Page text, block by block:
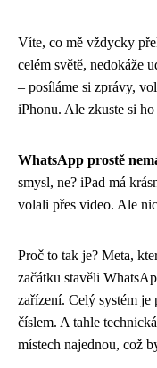
Víte, co mě vždycky
celém světě, nedokáže
– posíláme si zprávy,
iPhonu. Ale zkuste si
WhatsApp prostě
smysl, ne? iPad má
volali přes video. Ale
Proč to tak je? Meta,
začátku stavěli
zařízení. Celý systém je
číslem. A tahle
místech najednou, což